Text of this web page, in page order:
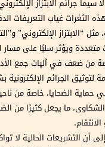
سيما جرائم الابتزاز
هذه الثغرات غياب التعريفات
مثل “الابتزاز الإلكتروني”
متعددة ويؤثر سلبًا على
من ضعف في آليات جمع
لتوثيق الجرائم
حماية الضحايا، خاصة من
ما يجعل كثيرًا من
أن التشريعات الحالية لا